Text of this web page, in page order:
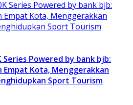
Powered by bank bjb:
Empat Kota, Menggerakkan
Sport Tourism